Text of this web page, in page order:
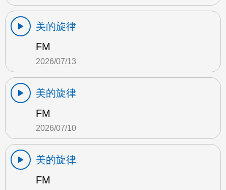
美的旋律
FM
2026/07/13
美的旋律
FM
2026/07/10
美的旋律
FM